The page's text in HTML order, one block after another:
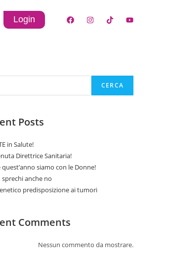
Login
CERCA
Posts
in Salute!
Direttrice Sanitaria!
quest’anno siamo con le Donne!
sprechi anche no
predisposizione ai tumori
Comments
Nessun commento da mostrare.